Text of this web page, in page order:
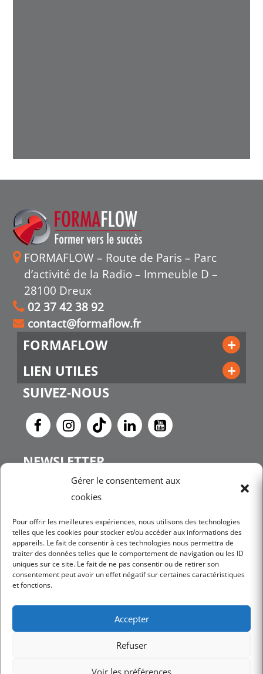
Gérer le consentement aux
cookies
Pour offrir les meilleures expériences, nous utilisons des technologies
telles que les cookies pour stocker et/ou accéder aux informations des
appareils. Le fait de consentir à ces technologies nous permettra de
traiter des données telles que le comportement de navigation ou les ID
uniques sur ce site. Le fait de ne pas consentir ou de retirer son
consentement peut avoir un effet négatif sur certaines caractéristiques
et fonctions.
Accepter
Refuser
Voir les préférences
FORMAFLOW – Route de Paris – Parc
d’activité de la Radio – Immeuble D –
28100 Dreux
02 37 42 38 92
contact@formaflow.fr
FORMAFLOW
LIEN UTILES
SUIVEZ-NOUS
NEWSLETTER
Politique de confidentialité
Conditions Générales de Vente